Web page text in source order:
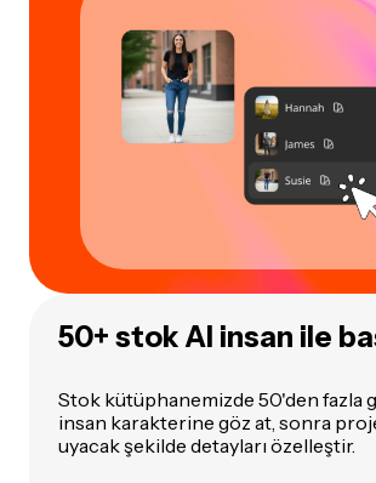
50+ stok AI insan ile
Stok kütüphanemizde 50'den fazla
insan karakterine göz at , sonra
uyacak şekilde detayları özelleştir.